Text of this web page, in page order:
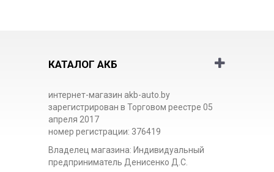
КАТАЛОГ АКБ
интернет-магазин akb-auto.by
зарегистрирован в Торговом реестре 05
апреля 2017
номер регистрации: 376419
Владелец магазина: Индивидуальный
предприниматель Денисенко Д.С.